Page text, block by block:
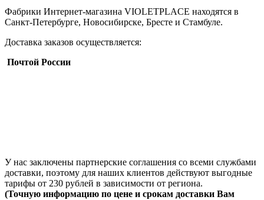
Фабрики Интернет-магазина VIOLETPLACE находятся в
Санкт-Петербурге, Новосибирске, Бресте и Стамбуле.
Доставка заказов осуществляется:
Почтой России
У нас заключены партнерские соглашения со всеми службами
доставки, поэтому для наших клиентов действуют выгодные
тарифы от 230 рублей в зависимости от региона.
(Точную информацию по цене и срокам доставки Вам